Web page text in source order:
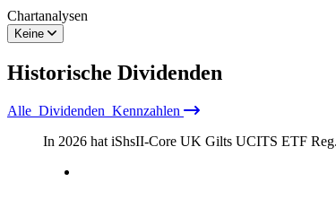
Chartanalysen
Keine
Historische Dividenden
Alle Dividenden Kennzahlen
In 2026 hat iShsII-Core UK Gilts UCITS ETF